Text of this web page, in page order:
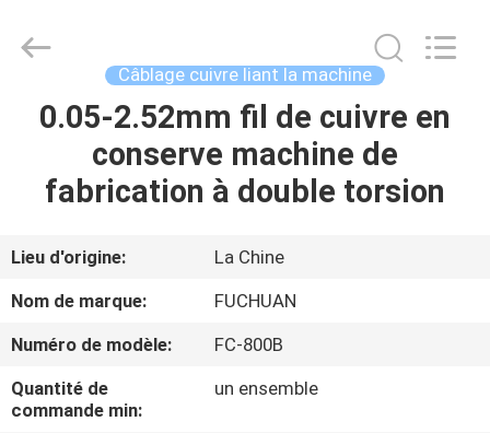
ACCUEIL
PRODUITS
VIDÉOS
SPECTACLE
VR
Electrical
Reserved.
Câblage cuivre liant la machine
0.05-2.52mm fil de cuivre en
conserve machine de
fabrication à double torsion
Lieu d'origine:
La Chine
Nom de marque:
FUCHUAN
Numéro de modèle:
FC-800B
Quantité de
commande min:
un ensemble